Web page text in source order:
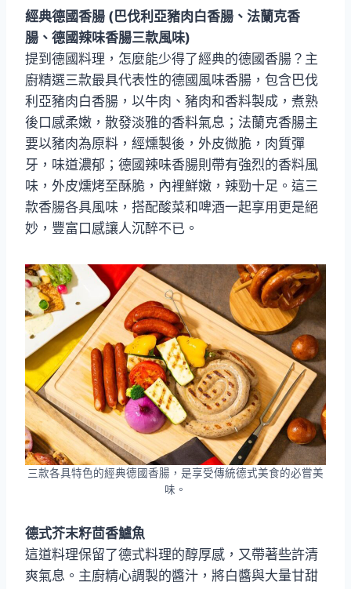
經典德國香腸 (巴伐利亞豬肉白香腸、法蘭克香
腸、德國辣味香腸三款風味)
提到德國料理，怎麼能少得了經典的德國香腸？主
廚精選三款最具代表性的德國風味香腸，包含巴伐
利亞豬肉白香腸，以牛肉、豬肉和香料製成，煮熟
後口感柔嫩，散發淡雅的香料氣息；法蘭克香腸主
要以豬肉為原料，經燻製後，外皮微脆，肉質彈
牙，味道濃郁；德國辣味香腸則帶有強烈的香料風
味，外皮燻烤至酥脆，內裡鮮嫩，辣勁十足。這三
款香腸各具風味，搭配酸菜和啤酒一起享用更是絕
妙，豐富口感讓人沉醉不已。
三款各具特色的經典德國香腸，是享受傳統德式美食的必嘗美
味。
德式芥末籽茴香鱸魚
這道料理保留了德式料理的醇厚感，又帶著些許清
爽氣息。主廚精心調製的醬汁，將白醬與大量甘甜